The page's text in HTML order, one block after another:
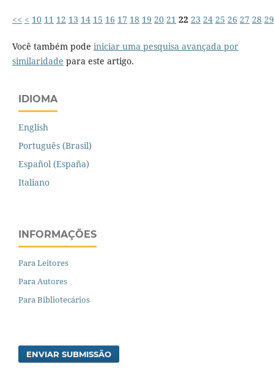
<< < 10 11 12 13 14 15 16 17 18 19 20 21 22 23 24 25 26 27 28 29
Você também pode iniciar uma pesquisa avançada por
similaridade para este artigo.
IDIOMA
English
Português (Brasil)
Español (España)
Italiano
INFORMAÇÕES
Para Leitores
Para Autores
Para Bibliotecários
ENVIAR SUBMISSÃO